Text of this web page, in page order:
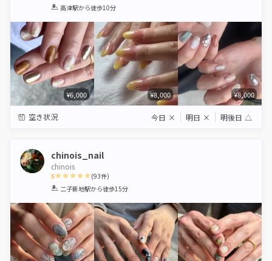
1 2 3 4 5
高津駅から徒歩10分
¥6,000 ¥8,000 ¥8,000
空き状況 今日 × 明日 × 明後日 △
chinois_nail
chinois
5
1 2 3 4 5
(93件)
二子新地駅から徒歩15分